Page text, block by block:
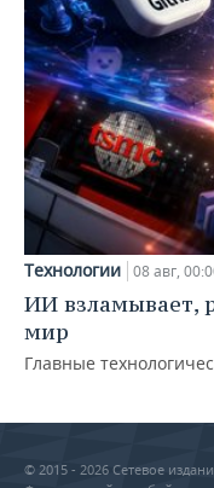
Технологии 08 авг,
ИИ взламывает,
мир
Главные
© 2015 - 2026 Сетевое